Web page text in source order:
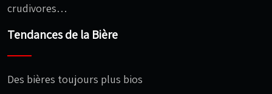
crudivores…
Tendances de la Bière
Des bières toujours plus bios